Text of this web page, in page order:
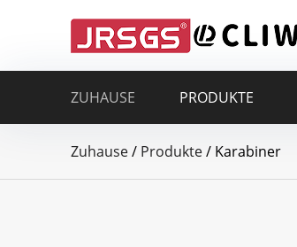
ZUHAUSE PRODUKTE
Zuhause/ Produkte/ Karabiner